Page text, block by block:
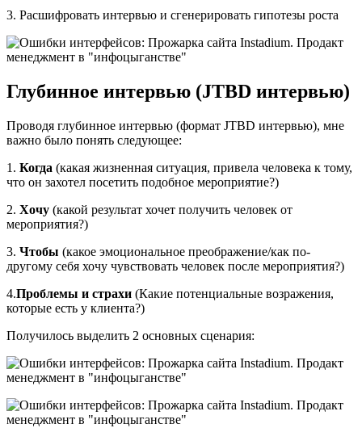
3. Расшифровать интервью и сгенерировать гипотезы роста
Глубинное интервью (JTBD интервью)
Проводя глубинное интервью (формат JTBD интервью), мне
важно было понять следующее:
1. Когда (какая жизненная ситуация, привела человека к тому,
что он захотел посетить подобное мероприятие?)
2. Хочу (какой результат хочет получить человек от
мероприятия?)
3. Чтобы (какое эмоциональное преображение/как по-
другому себя хочу чувствовать человек после мероприятия?)
4.Проблемы и страхи (Какие потенциальные возражения,
которые есть у клиента?)
Получилось выделить 2 основных сценария: